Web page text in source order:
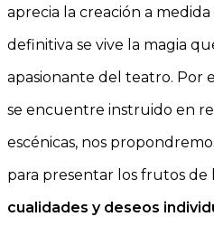
aprecia la creación a
definitiva se vive la magia
apasionante del teatro. Por
se encuentre instruido en
escénicas, nos
para presentar los frutos de
cualidades y deseos